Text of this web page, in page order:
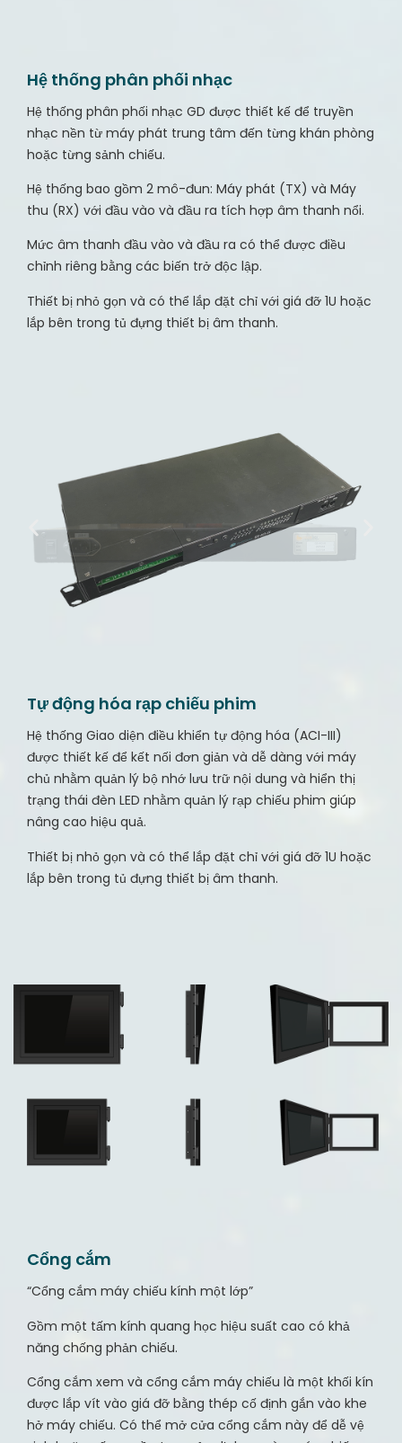
Hệ thống phân phối nhạc
Hệ thống phân phối nhạc GD được thiết kế để truyền
nhạc nền từ máy phát trung tâm đến từng khán phòng
hoặc từng sảnh chiếu.
Hệ thống bao gồm 2 mô-đun: Máy phát (TX) và Máy
thu (RX) với đầu vào và đầu ra tích hợp âm thanh nổi.
Mức âm thanh đầu vào và đầu ra có thể được điều
chỉnh riêng bằng các biến trở độc lập.
Thiết bị nhỏ gọn và có thể lắp đặt chỉ với giá đỡ 1U hoặc
lắp bên trong tủ đựng thiết bị âm thanh.
Tự động hóa rạp chiếu phim
Hệ thống Giao diện điều khiển tự động hóa (ACI-III)
được thiết kế để kết nối đơn giản và dễ dàng với máy
chủ nhằm quản lý bộ nhớ lưu trữ nội dung và hiển thị
trạng thái đèn LED nhằm quản lý rạp chiếu phim giúp
nâng cao hiệu quả.
Thiết bị nhỏ gọn và có thể lắp đặt chỉ với giá đỡ 1U hoặc
lắp bên trong tủ đựng thiết bị âm thanh.
Cổng cắm
“Cổng cắm máy chiếu kính một lớp”
Gồm một tấm kính quang học hiệu suất cao có khả
năng chống phản chiếu.
Cổng cắm xem và cổng cắm máy chiếu là một khối kín
được lắp vít vào giá đỡ bằng thép cố định gắn vào khe
hở máy chiếu. Có thể mở cửa cổng cắm này để dễ vệ